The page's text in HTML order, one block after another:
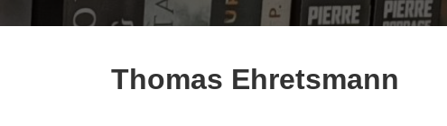
Thomas Ehretsmann